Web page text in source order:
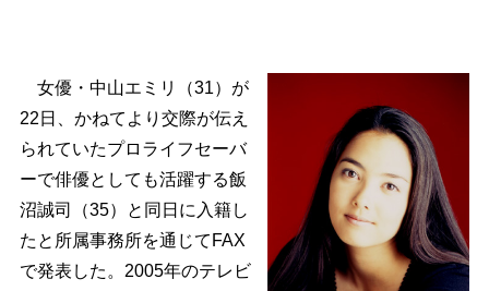
女優・中山エミリ（31）が
22日、かねてより交際が伝え
られていたプロライフセーバ
ーで俳優としても活躍する飯
沼誠司（35）と同日に入籍し
たと所属事務所を通じてFAX
で発表した。2005年のテレビ